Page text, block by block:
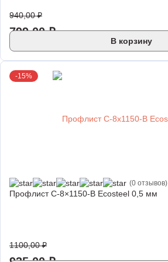
940,00₽
799,00₽
В корзину
-15%
(0 отзывов)
Профлист С-8×1150-B Ecosteel 0,5 мм
1100,00₽